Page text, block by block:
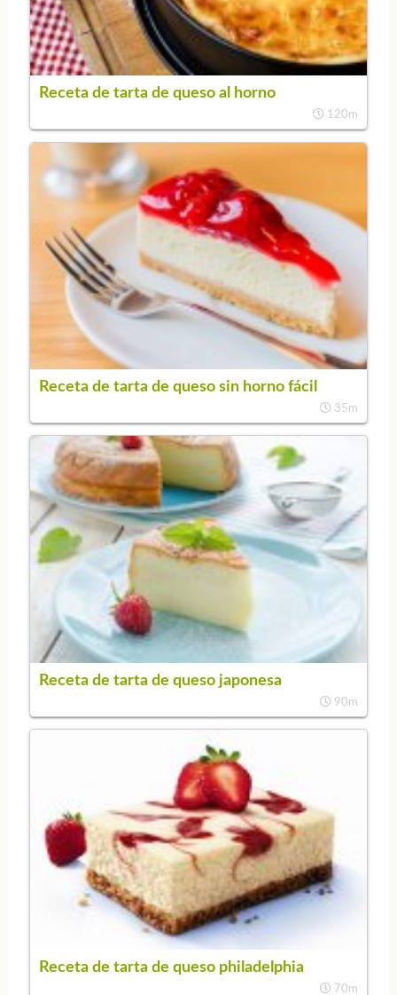
Receta de tarta de queso al horno
120m
Receta de tarta de queso sin horno fácil
35m
Receta de tarta de queso japonesa
90m
Receta de tarta de queso philadelphia
70m